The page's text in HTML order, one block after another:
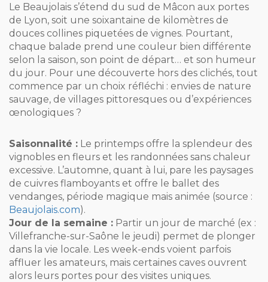
Le Beaujolais s’étend du sud de Mâcon aux portes
de Lyon, soit une soixantaine de kilomètres de
douces collines piquetées de vignes. Pourtant,
chaque balade prend une couleur bien différente
selon la saison, son point de départ… et son humeur
du jour. Pour une découverte hors des clichés, tout
commence par un choix réfléchi : envies de nature
sauvage, de villages pittoresques ou d’expériences
œnologiques ?
Saisonnalité : Le printemps offre la splendeur des
vignobles en fleurs et les randonnées sans chaleur
excessive. L’automne, quant à lui, pare les paysages
de cuivres flamboyants et offre le ballet des
vendanges, période magique mais animée (source :
Beaujolais.com).
Jour de la semaine : Partir un jour de marché (ex :
Villefranche-sur-Saône le jeudi) permet de plonger
dans la vie locale. Les week-ends voient parfois
affluer les amateurs, mais certaines caves ouvrent
alors leurs portes pour des visites uniques.